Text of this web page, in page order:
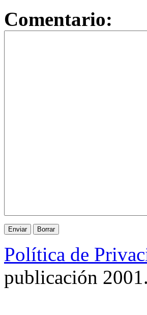
Comentario:
Política de
publicación 2001.